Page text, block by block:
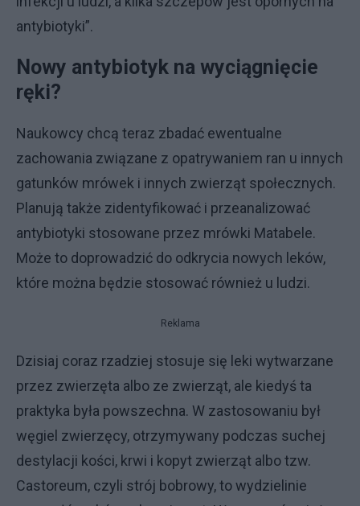
antybiotyki”.
Nowy antybiotyk na wyciągnięcie
ręki?
Naukowcy chcą teraz zbadać ewentualne
zachowania związane z opatrywaniem ran u innych
gatunków mrówek i innych zwierząt społecznych.
Planują także zidentyfikować i przeanalizować
antybiotyki stosowane przez mrówki Matabele.
Może to doprowadzić do odkrycia nowych leków,
które można będzie stosować również u ludzi.
Reklama
Dzisiaj coraz rzadziej stosuje się leki wytwarzane
przez zwierzęta albo ze zwierząt, ale kiedyś ta
praktyka była powszechna. W zastosowaniu był
węgiel zwierzęcy, otrzymywany podczas suchej
destylacji kości, krwi i kopyt zwierząt albo tzw.
Castoreum, czyli strój bobrowy, to wydzielinie